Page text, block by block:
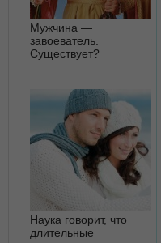
Мужчина —
завоеватель.
Существует?
Наука говорит, что
длительные